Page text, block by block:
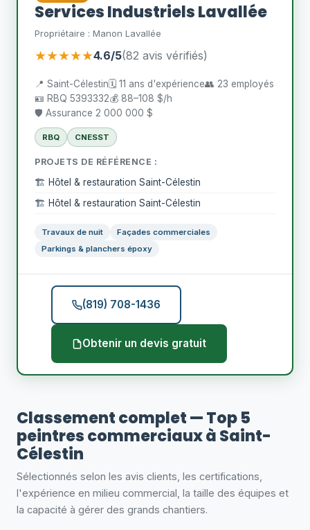
Services Industriels Lavallée
Propriétaire : Manon Lavallée
★★★★★4.6/5(82 avis vérifiés)
📍 Saint-Célestin🗓️ 11 ans d'expérience👥 23 employés
🪪 RBQ 5393332💰 88–108 $/h
🛡️ Assurance 2 000 000 $
RBQ CNESST
PROJETS DE RÉFÉRENCE :
🏗️ Hôtel & restauration Saint-Célestin
🏗️ Hôtel & restauration Saint-Célestin
Travaux de nuit
Façades commerciales
Parkings & planchers époxy
(819) 708-1436
Obtenir un devis gratuit
Classement complet — Top 5
peintres commerciaux à Saint-
Célestin
Sélectionnés selon les avis clients, les certifications,
l'expérience en milieu commercial, la taille des équipes et
la capacité à gérer des grands chantiers.